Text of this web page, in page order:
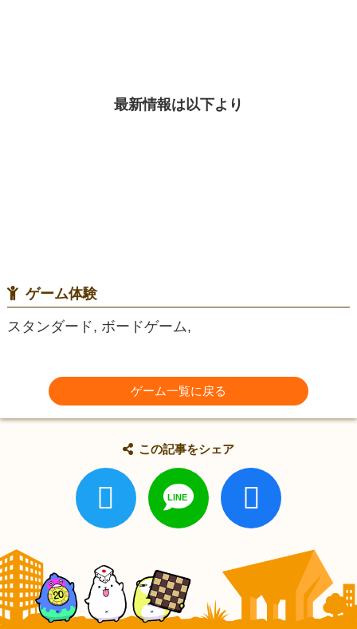
最新情報は以下より
ゲーム体験
スタンダード, ボードゲーム,
ゲーム一覧に戻る
この記事をシェア